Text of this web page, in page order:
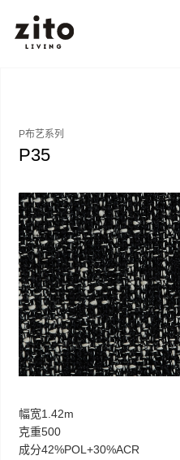
P布艺系列
P35
幅宽1.42m
克重500
成分42%POL+30%ACR